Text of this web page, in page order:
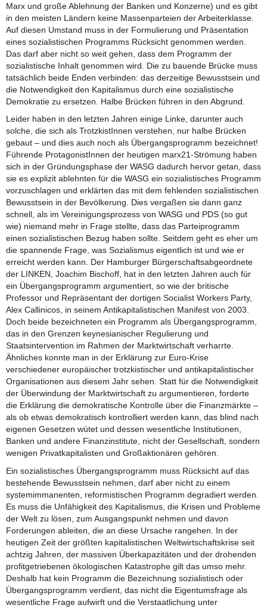
Marx und große Ablehnung der Banken und Konzerne) und es gibt
in den meisten Ländern keine Massenparteien der Arbeiterklasse.
Auf diesen Umstand muss in der Formulierung und Präsentation
eines sozialistischen Programms Rücksicht genommen werden.
Das darf aber nicht so weit gehen, dass dem Programm der
sozialistische Inhalt genommen wird. Die zu bauende Brücke muss
tatsächlich beide Enden verbinden: das derzeitige Bewusstsein und
die Notwendigkeit den Kapitalismus durch eine sozialistische
Demokratie zu ersetzen. Halbe Brücken führen in den Abgrund.
Leider haben in den letzten Jahren einige Linke, darunter auch
solche, die sich als TrotzkistInnen verstehen, nur halbe Brücken
gebaut – und dies auch noch als Übergangsprogramm bezeichnet!
Führende ProtagonistInnen der heutigen marx21-Strömung haben
sich in der Gründungsphase der WASG dadurch hervor getan, dass
sie es explizit ablehnten für die WASG ein sozialistisches Programm
vorzuschlagen und erklärten das mit dem fehlenden sozialistischen
Bewusstsein in der Bevölkerung. Dies vergaßen sie dann ganz
schnell, als im Vereinigungsprozess von WASG und PDS (so gut
wie) niemand mehr in Frage stellte, dass das Parteiprogramm
einen sozialistischen Bezug haben sollte. Seitdem geht es eher um
die spannende Frage, was Sozialismus eigentlich ist und wie er
erreicht werden kann. Der Hamburger Bürgerschaftsabgeordnete
der LINKEN, Joachim Bischoff, hat in den letzten Jahren auch für
ein Übergangsprogramm argumentiert, so wie der britische
Professor und Repräsentant der dortigen Socialist Workers Party,
Alex Callinicos, in seinem Antikapitalistischen Manifest von 2003.
Doch beide bezeichneten ein Programm als Übergangsprogramm,
das in den Grenzen keynesianischer Regulierung und
Staatsintervention im Rahmen der Marktwirtschaft verharrte.
Ähnliches konnte man in der Erklärung zur Euro-Krise
verschiedener europäischer trotzkistischer und antikapitalistischer
Organisationen aus diesem Jahr sehen. Statt für die Notwendigkeit
der Überwindung der Marktwirtschaft zu argumentieren, forderte
die Erklärung die demokratische Kontrolle über die Finanzmärkte –
als ob etwas demokratisch kontrolliert werden kann, das blind nach
eigenen Gesetzen wütet und dessen wesentliche Institutionen,
Banken und andere Finanzinstitute, nicht der Gesellschaft, sondern
wenigen Privatkapitalisten und Großaktionären gehören.
Ein sozialistisches Übergangsprogramm muss Rücksicht auf das
bestehende Bewusstsein nehmen, darf aber nicht zu einem
systemimmanenten, reformistischen Programm degradiert werden.
Es muss die Unfähigkeit des Kapitalismus, die Krisen und Probleme
der Welt zu lösen, zum Ausgangspunkt nehmen und davon
Forderungen ableiten, die an diese Ursache rangehen. In der
heutigen Zeit der größten kapitalistischen Weltwirtschaftskrise seit
achtzig Jahren, der massiven Überkapazitäten und der drohenden
profitgetriebenen ökologischen Katastrophe gilt das umso mehr.
Deshalb hat kein Programm die Bezeichnung sozialistisch oder
Übergangsprogramm verdient, das nicht die Eigentumsfrage als
wesentliche Frage aufwirft und die Verstaatlichung unter